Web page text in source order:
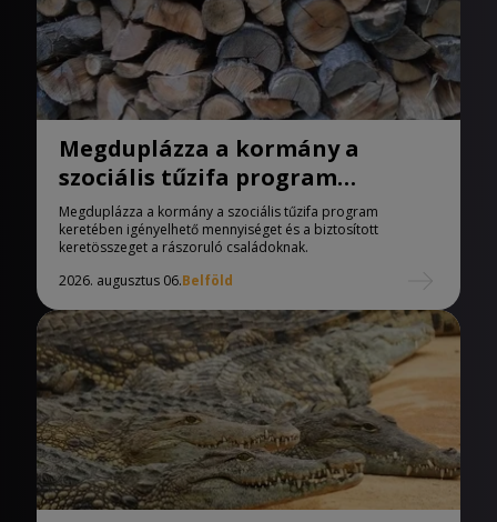
Megduplázza a kormány a
szociális tűzifa program
keretében igényelhető
mennyiséget
Megduplázza a kormány a szociális tűzifa program
keretében igényelhető mennyiséget és a biztosított
keretösszeget a rászoruló családoknak.
2026. augusztus 06.Belföld